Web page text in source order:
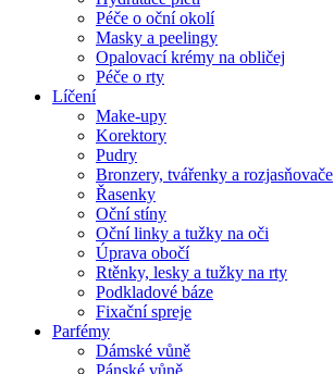
Péče o oční okolí
Masky a peelingy
Opalovací krémy na obličej
Péče o rty
Líčení
Make-upy
Korektory
Pudry
Bronzery, tvářenky a rozjasňovače
Řasenky
Oční stíny
Oční linky a tužky na oči
Úprava obočí
Rtěnky, lesky a tužky na rty
Podkladové báze
Fixační spreje
Parfémy
Dámské vůně
Pánské vůně